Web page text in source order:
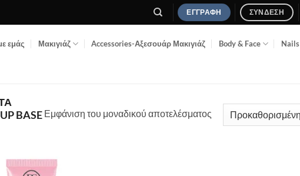
ΕΓΓΡΑΦΉ ΣΎΝΔΕΣΗ
εμάς Μακιγιάζ Accessories-Αξεσουάρ Μακιγιάζ Body & Face Nails
BASE Εμφάνιση του μοναδικού αποτελέσματος